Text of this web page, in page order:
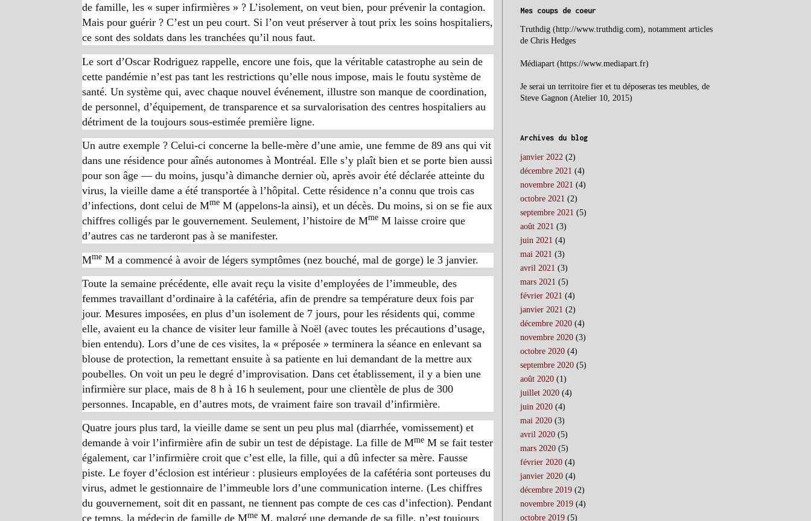
de famille, les « super infirmières » ? L’isolement, on veut bien, pour prévenir la contagion.
Mais pour guérir ? C’est un peu court. Si l’on veut préserver à tout prix les soins hospitaliers,
ce sont des soldats dans les tranchées qu’il nous faut.
Le sort d’Oscar Rodriguez rappelle, encore une fois, que la véritable catastrophe au sein de
cette pandémie n’est pas tant les restrictions qu’elle nous impose, mais le foutu système de
santé. Un système qui, avec chaque nouvel événement, illustre son manque de coordination,
de personnel, d’équipement, de transparence et sa survalorisation des centres hospitaliers au
détriment de la toujours sous-estimée première ligne.
Un autre exemple ? Celui-ci concerne la belle-mère d’une amie, une femme de 89 ans qui vit
dans une résidence pour aînés autonomes à Montréal. Elle s’y plaît bien et se porte bien aussi
pour son âge — du moins, jusqu’à dimanche dernier où, après avoir été déclarée atteinte du
virus, la vieille dame a été transportée à l’hôpital. Cette résidence n’a connu que trois cas
d’infections, dont celui de Mme M (appelons-la ainsi), et un décès. Du moins, si on se fie aux
chiffres colligés par le gouvernement. Seulement, l’histoire de Mme M laisse croire que
d’autres cas ne tarderont pas à se manifester.
Mme M a commencé à avoir de légers symptômes (nez bouché, mal de gorge) le 3 janvier.
Toute la semaine précédente, elle avait reçu la visite d’employées de l’immeuble, des
femmes travaillant d’ordinaire à la cafétéria, afin de prendre sa température deux fois par
jour. Mesures imposées, en plus d’un isolement de 7 jours, pour les résidents qui, comme
elle, avaient eu la chance de visiter leur famille à Noël (avec toutes les précautions d’usage,
bien entendu). Lors d’une de ces visites, la « préposée » terminera la séance en enlevant sa
blouse de protection, la remettant ensuite à sa patiente en lui demandant de la mettre aux
poubelles. On voit un peu le degré d’improvisation. Dans cet établissement, il y a bien une
infirmière sur place, mais de 8 h à 16 h seulement, pour une clientèle de plus de 300
personnes. Incapable, en d’autres mots, de vraiment faire son travail d’infirmière.
Quatre jours plus tard, la vieille dame se sent un peu plus mal (diarrhée, vomissement) et
demande à voir l’infirmière afin de subir un test de dépistage. La fille de Mme M se fait tester
également, car l’infirmière croit que c’est elle, la fille, qui a dû infecter sa mère. Fausse
piste. Le foyer d’éclosion est intérieur : plusieurs employées de la cafétéria sont porteuses du
virus, admet le gestionnaire de l’immeuble lors d’une communication interne. (Les chiffres
du gouvernement, soit dit en passant, ne tiennent pas compte de ces cas d’infection). Pendant
ce temps, la médecin de famille de Mme M, malgré une demande de sa fille, n’est toujours
Mes coups de coeur
Truthdig (http://www.truthdig.com), notamment articles
de Chris Hedges
Médiapart (https://www.mediapart.fr)
Je serai un territoire fier et tu déposeras tes meubles, de
Steve Gagnon (Atelier 10, 2015)
Archives du blog
janvier 2022 (2)
décembre 2021 (4)
novembre 2021 (4)
octobre 2021 (2)
septembre 2021 (5)
août 2021 (3)
juin 2021 (4)
mai 2021 (3)
avril 2021 (3)
mars 2021 (5)
février 2021 (4)
janvier 2021 (2)
décembre 2020 (4)
novembre 2020 (3)
octobre 2020 (4)
septembre 2020 (5)
août 2020 (1)
juillet 2020 (4)
juin 2020 (4)
mai 2020 (3)
avril 2020 (5)
mars 2020 (5)
février 2020 (4)
janvier 2020 (4)
décembre 2019 (2)
novembre 2019 (4)
octobre 2019 (5)